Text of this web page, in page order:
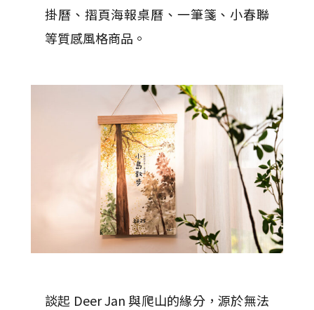
掛曆、摺頁海報桌曆、一筆箋、小春聯
等質感風格商品。
談起 Deer Jan 與爬山的緣分，源於無法